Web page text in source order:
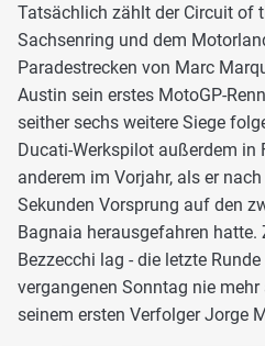
Tatsächlich zählt der Circuit of
Sachsenring und dem
Paradestrecken von Marc
Austin sein erstes MotoGP-
seither sechs weitere Siege
Ducati-Werkspilot außerdem in
anderem im Vorjahr, als er
Sekunden Vorsprung auf den
Bagnaia herausgefahren hatte.
Bezzecchi lag - die letzte
vergangenen Sonntag nie
seinem ersten Verfolger Jorge